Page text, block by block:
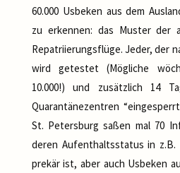
60.000 Usbeken aus dem
zu erkennen: das Muster der
Repatriierungsflüge. Jeder, der
wird getestet (Mögliche
10.000!) und zusätzlich 14
Quarantänezentren
St. Petersburg saßen mal 70
deren Aufenthaltsstatus in z.B.
prekär ist, aber auch Usbeken